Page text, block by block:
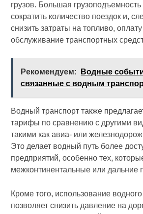
грузов. Большая грузоподъемность
сократить количество поездок и,
снизить затраты на топливо,
обслуживание транспортных
Рекомендуем:
Водные
связанные с водным
Водный транспорт также
тарифы по сравнению с другими
такими как авиа- или
Это делает водный путь более
предприятий, особенно тех,
межконтинентальные или дальние
Кроме того, использование
позволяет снизить давление на